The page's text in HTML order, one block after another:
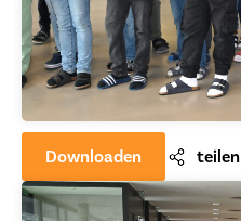
Downloaden teilen